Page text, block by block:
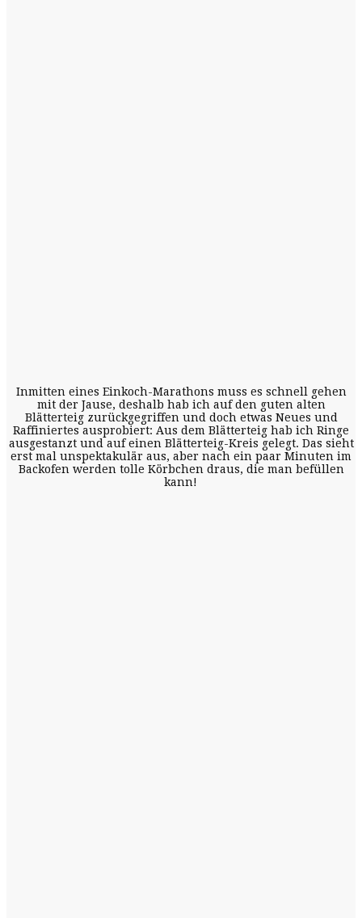
Inmitten eines Einkoch-Marathons muss es schnell gehen
mit der Jause, deshalb hab ich auf den guten alten
Blätterteig zurückgegriffen und doch etwas Neues und
Raffiniertes ausprobiert: Aus dem Blätterteig hab ich Ringe
ausgestanzt und auf einen Blätterteig-Kreis gelegt. Das sieht
erst mal unspektakulär aus, aber nach ein paar Minuten im
Backofen werden tolle Körbchen draus, die man befüllen
kann!